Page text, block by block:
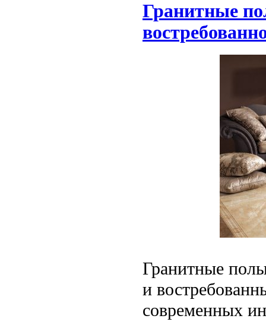
Гранитные
Гранитные
и
современных